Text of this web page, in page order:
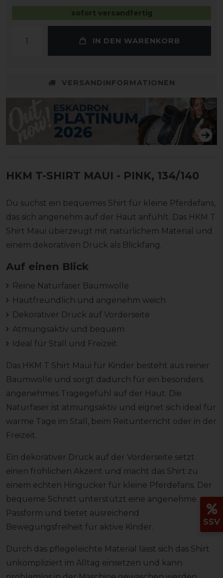
sofort versandfertig
IN DEN WARENKORB
VERSANDINFORMATIONEN
HKM T-SHIRT MAUI - PINK, 134/140
Du suchst ein bequemes Shirt für kleine Pferdefans,
das sich angenehm auf der Haut anfühlt. Das HKM T
Shirt Maui überzeugt mit natürlichem Material und
einem dekorativen Druck als Blickfang.
Auf einen Blick
Reine Naturfaser Baumwolle
Hautfreundlich und angenehm weich
Dekorativer Druck auf Vorderseite
Atmungsaktiv und bequem
Ideal für Stall und Freizeit
Das HKM T Shirt Maui für Kinder besteht aus reiner
Baumwolle und sorgt dadurch für ein besonders
angenehmes Tragegefühl auf der Haut. Die
Naturfaser ist atmungsaktiv und eignet sich ideal für
warme Tage im Stall, beim Reitunterricht oder in der
Freizeit.
Ein dekorativer Druck auf der Vorderseite setzt
einen fröhlichen Akzent und macht das Shirt zu
einem echten Hingucker für kleine Pferdefans. Der
bequeme Schnitt unterstützt eine angenehme
Passform und bietet ausreichend
Bewegungsfreiheit für aktive Kinder.
Durch das pflegeleichte Material lässt sich das Shirt
unkompliziert im Alltag einsetzen und kann
SSV